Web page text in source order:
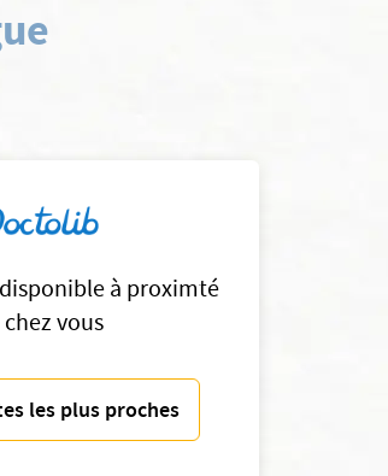
à proximté
vous
les plus proches